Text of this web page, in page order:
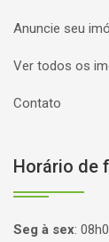
Anuncie seu
Ver todos os
Contato
Horário de
Seg à sex: